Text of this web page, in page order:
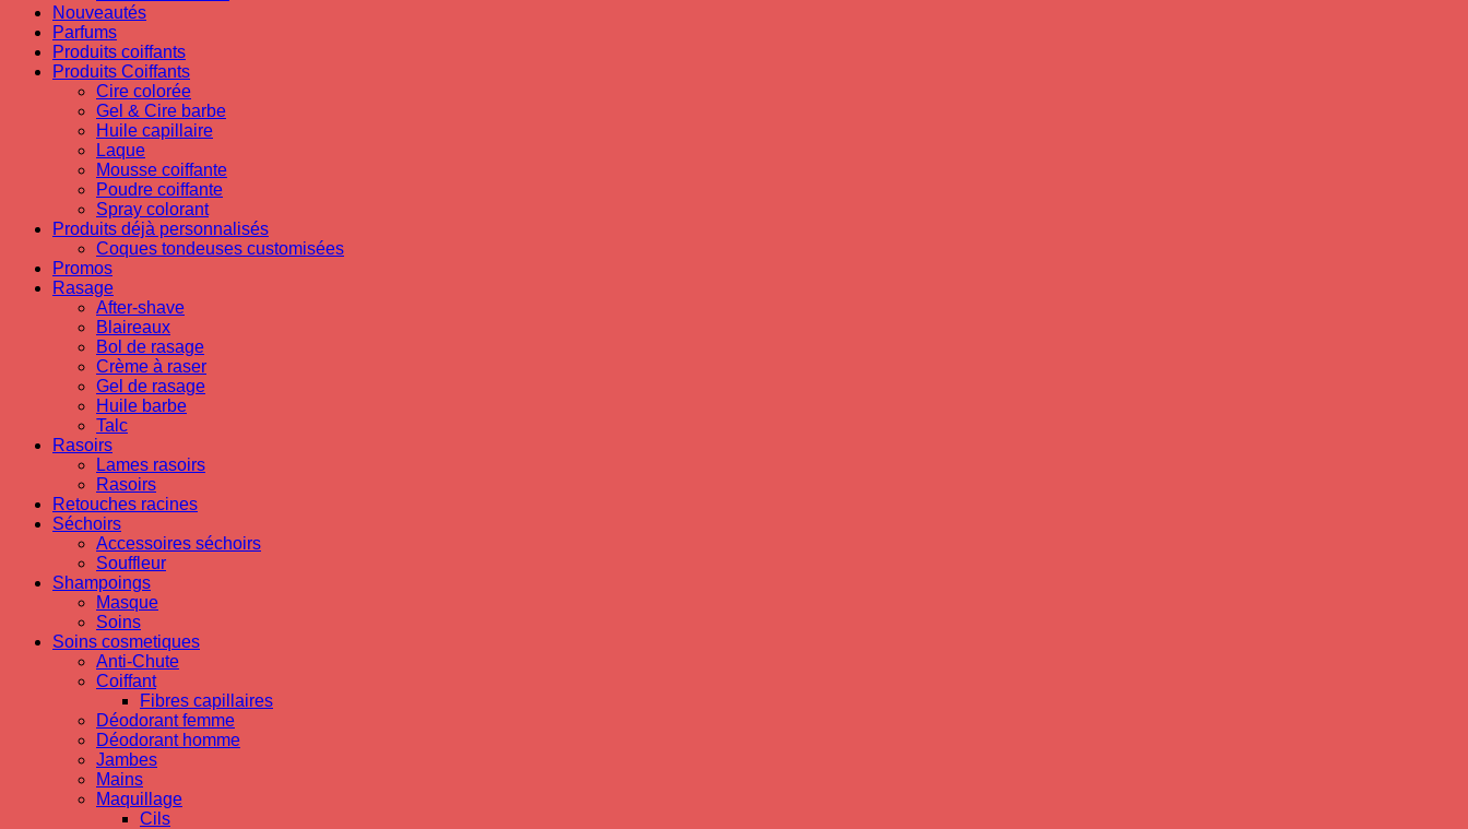
Nouveautés
Parfums
Produits coiffants
Produits Coiffants
Cire colorée
Gel & Cire barbe
Huile capillaire
Laque
Mousse coiffante
Poudre coiffante
Spray colorant
Produits déjà personnalisés
Coques tondeuses customisées
Promos
Rasage
After-shave
Blaireaux
Bol de rasage
Crème à raser
Gel de rasage
Huile barbe
Talc
Rasoirs
Lames rasoirs
Rasoirs
Retouches racines
Séchoirs
Accessoires séchoirs
Souffleur
Shampoings
Masque
Soins
Soins cosmetiques
Anti-Chute
Coiffant
Fibres capillaires
Déodorant femme
Déodorant homme
Jambes
Mains
Maquillage
Cils